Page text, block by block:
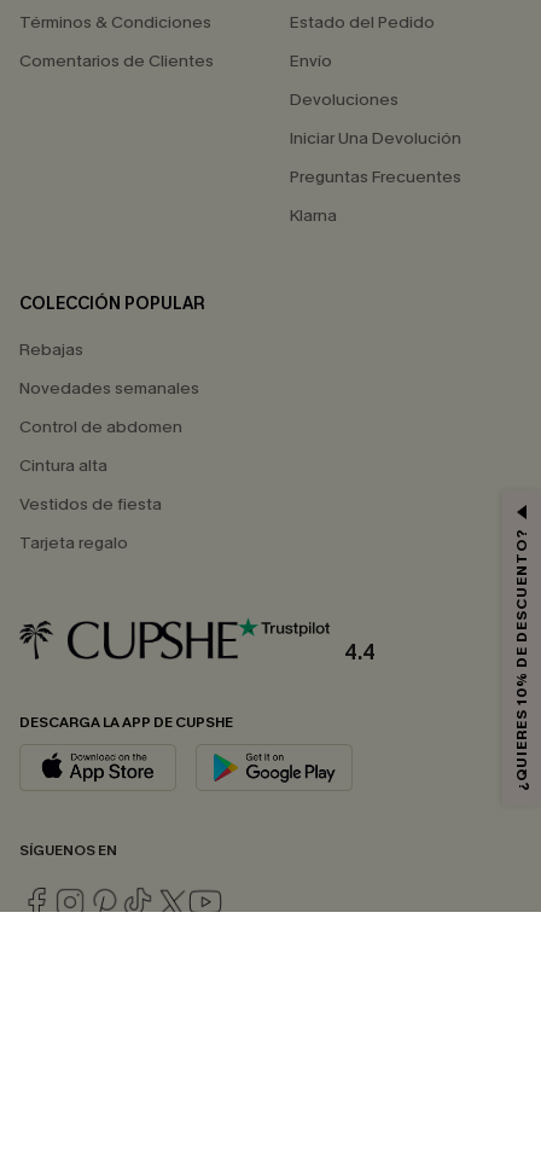
Términos & Condiciones
Comentarios de Clientes
Estado del Pedido
Envío
Devoluciones
Iniciar Una Devolución
Preguntas Frecuentes
Klarna
COLECCIÓN POPULAR
Rebajas
Novedades semanales
Control de abdomen
Cintura alta
Vestidos de fiesta
Tarjeta regalo
4.4
DESCARGA LA APP DE CUPSHE
SÍGUENOS EN
¿QUIERES 10% DE DESCUENTO?